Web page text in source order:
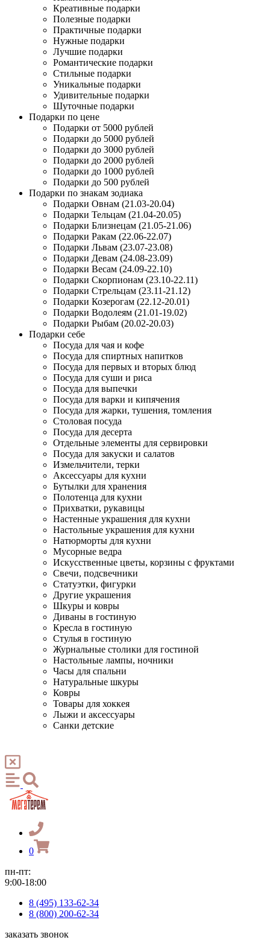
Креативные подарки
Полезные подарки
Практичные подарки
Нужные подарки
Лучшие подарки
Романтические подарки
Стильные подарки
Уникальные подарки
Удивительные подарки
Шуточные подарки
Подарки по цене
Подарки от 5000 рублей
Подарки до 5000 рублей
Подарки до 3000 рублей
Подарки до 2000 рублей
Подарки до 1000 рублей
Подарки до 500 рублей
Подарки по знакам зодиака
Подарки Овнам (21.03-20.04)
Подарки Тельцам (21.04-20.05)
Подарки Близнецам (21.05-21.06)
Подарки Ракам (22.06-22.07)
Подарки Львам (23.07-23.08)
Подарки Девам (24.08-23.09)
Подарки Весам (24.09-22.10)
Подарки Скорпионам (23.10-22.11)
Подарки Стрельцам (23.11-21.12)
Подарки Козерогам (22.12-20.01)
Подарки Водолеям (21.01-19.02)
Подарки Рыбам (20.02-20.03)
Подарки себе
Посуда для чая и кофе
Посуда для спиртных напитков
Посуда для первых и вторых блюд
Посуда для суши и риса
Посуда для выпечки
Посуда для варки и кипячения
Посуда для жарки, тушения, томления
Столовая посуда
Посуда для десерта
Отдельные элементы для сервировки
Посуда для закуски и салатов
Измельчители, терки
Аксессуары для кухни
Бутылки для хранения
Полотенца для кухни
Прихватки, рукавицы
Настенные украшения для кухни
Настольные украшения для кухни
Натюрморты для кухни
Мусорные ведра
Искусственные цветы, корзины с фруктами
Свечи, подсвечники
Статуэтки, фигурки
Другие украшения
Шкуры и ковры
Диваны в гостиную
Кресла в гостиную
Стулья в гостиную
Журнальные столики для гостиной
Настольные лампы, ночники
Часы для спальни
Натуральные шкуры
Ковры
Товары для хоккея
Лыжи и аксессуары
Санки детские
0
пн-пт:
9:00-18:00
8 (495) 133-62-34
8 (800) 200-62-34
заказать звонок